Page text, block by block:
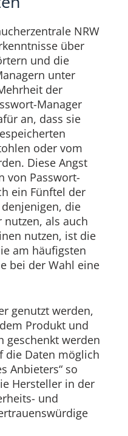
NRW
über
und die
unter
der
Manager
an, dass sie
oder vom
Diese Angst
von Passwort-
ein Fünftel der
die
nutzen, als auch
nutzen, ist die
am häufigsten
bei der Wahl eine
genutzt werden,
Produkt und
geschenkt werden
die Daten möglich
Anbieters“ so
Hersteller in der
und